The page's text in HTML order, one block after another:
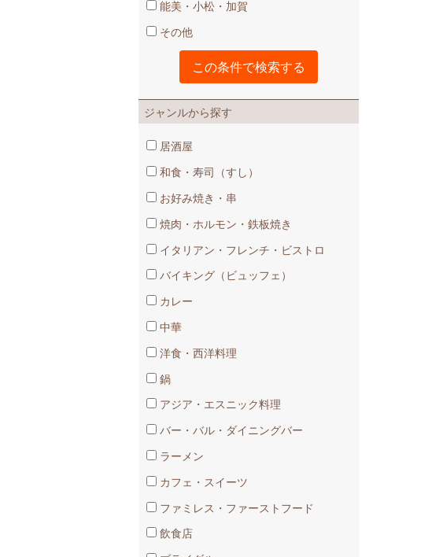
能美・小松・加賀
その他
ジャンルから探す
居酒屋
和食・寿司（すし）
お好み焼き・串
焼肉・ホルモン・鉄板焼き
イタリアン・フレンチ・ビストロ
バイキング（ビュッフェ）
カレー
中華
洋食・西洋料理
鍋
アジア・エスニック料理
バー・バル・ダイニングバー
ラーメン
カフェ・スイーツ
ファミレス・ファーストフード
飲食店